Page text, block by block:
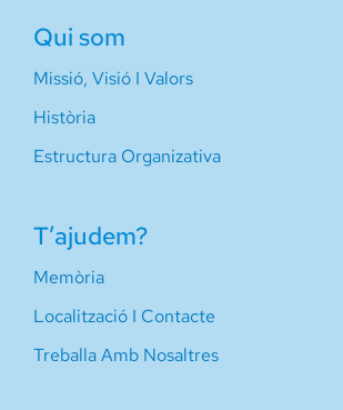
Qui som
Missió, Visió I Valors
Història
Estructura Organizativa
T’ajudem?
Memòria
Localització I Contacte
Treballa Amb Nosaltres